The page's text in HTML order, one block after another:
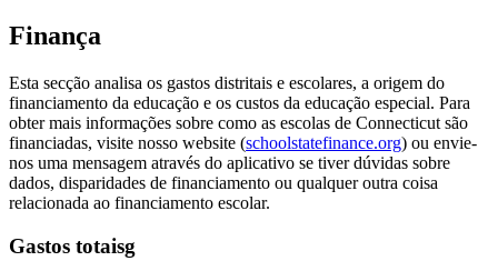
Finança
Esta secção analisa os gastos distritais e escolares, a origem do
financiamento da educação e os custos da educação especial. Para
obter mais informações sobre como as escolas de Connecticut são
financiadas, visite nosso website (schoolstatefinance.org) ou envie-
nos uma mensagem através do aplicativo se tiver dúvidas sobre
dados, disparidades de financiamento ou qualquer outra coisa
relacionada ao financiamento escolar.
Gastos totaisg